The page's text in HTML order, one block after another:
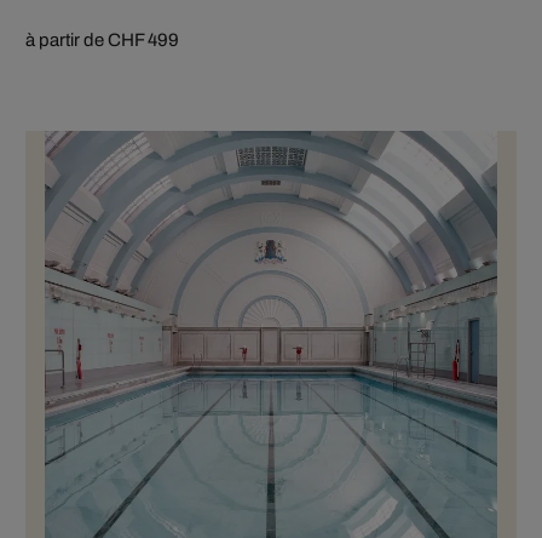
à partir de CHF 499